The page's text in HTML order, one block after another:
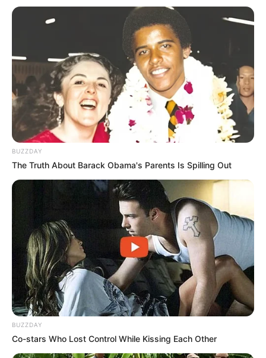
BUZZDAY
The Truth About Barack Obama's Parents Is Spilling Out
BUZZDAY
Co-stars Who Lost Control While Kissing Each Other